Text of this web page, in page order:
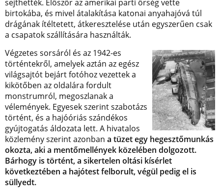
sejthették. Először az amerikai parti őrség vette
birtokába, és mivel átalakítása katonai anyahajóvá túl
drágának ítéltetett, átkeresztelése után egyszerűen csak
a csapatok szállítására használták.
Végzetes sorsáról és az 1942-es
történtekről, amelyek aztán az egész
világsajtót bejárt fotóhoz vezettek a
kikötőben az oldalára fordult
monstrumról, megoszlanak a
vélemények. Egyesek szerint szabotázs
történt, és a hajóóriás szándékos
gyújtogatás áldozata lett. A hivatalos
közlemény szerint azonban a tüzet egy hegesztőmunkás
okozta, aki a mentőmellények közelében dolgozott.
Bárhogy is történt, a sikertelen oltási kísérlet
következtében a hajótest felborult, végül pedig el is
süllyedt.